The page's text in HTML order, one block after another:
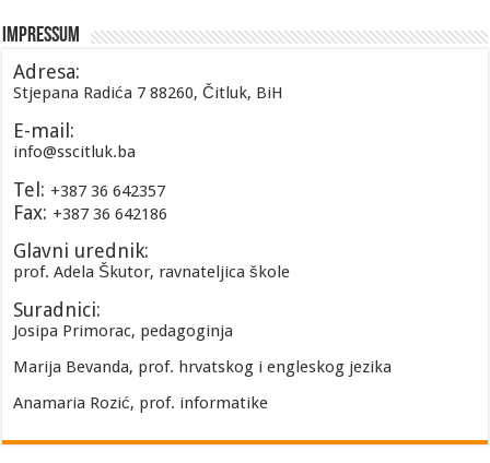
Impressum
Adresa:
Stjepana Radića 7 88260, Čitluk, BiH
E-mail:
info@sscitluk.ba
Tel: +387 36 642357
Fax: +387 36 642186
Glavni urednik:
prof. Adela Škutor, ravnateljica škole
Suradnici:
Josipa Primorac, pedagoginja
Marija Bevanda, prof. hrvatskog i engleskog jezika
Anamaria Rozić, prof. informatike